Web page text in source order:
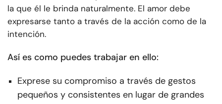
la que él le brinda naturalmente. El amor debe
expresarse tanto a través de la acción como de la
intención.
Así es como puedes trabajar en ello:
Exprese su compromiso a través de gestos
pequeños y consistentes en lugar de grandes